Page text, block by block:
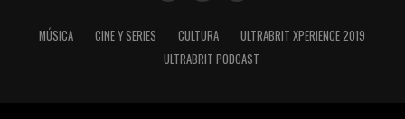
MÚSICA CINE Y SERIES CULTURA
ULTRABRIT XPERIENCE 2019
ULTRABRIT PODCAST